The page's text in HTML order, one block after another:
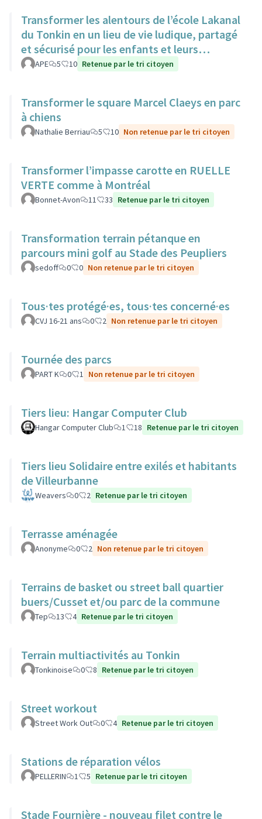
Transformer les alentours de l’école Lakanal
du Tonkin en un lieu de vie ludique, partagé
et sécurisé pour les enfants et leurs
familles.
APE 5 10 Retenue par le tri citoyen
Transformer le square Marcel Claeys en parc
à chiens
Nathalie Berriau 5 10 Non retenue par le tri citoyen
Transformer l’impasse carotte en RUELLE
VERTE comme à Montréal
Bonnet-Avon 11 33 Retenue par le tri citoyen
Transformation terrain pétanque en
parcours mini golf au Stade des Peupliers
sedoff 0 0 Non retenue par le tri citoyen
Tous·tes protégé·es, tous·tes concerné·es
CVJ 16-21 ans 0 2 Non retenue par le tri citoyen
Tournée des parcs
PART K 0 1 Non retenue par le tri citoyen
Tiers lieu: Hangar Computer Club
Hangar Computer Club 1 18 Retenue par le tri citoyen
Tiers lieu Solidaire entre exilés et habitants
de Villeurbanne
Weavers 0 2 Retenue par le tri citoyen
Terrasse aménagée
Anonyme 0 2 Non retenue par le tri citoyen
Terrains de basket ou street ball quartier
buers/Cusset et/ou parc de la commune
Tep 13 4 Retenue par le tri citoyen
Terrain multiactivités au Tonkin
Tonkinoise 0 8 Retenue par le tri citoyen
Street workout
Street Work Out 0 4 Retenue par le tri citoyen
Stations de réparation vélos
PELLERIN 1 5 Retenue par le tri citoyen
Stade Fournière - nouveau filet contre le